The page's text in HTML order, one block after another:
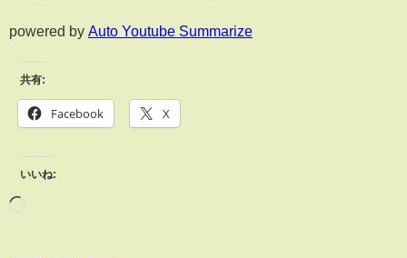
powered by Auto Youtube Summarize
共有:
Facebook X
いいね: